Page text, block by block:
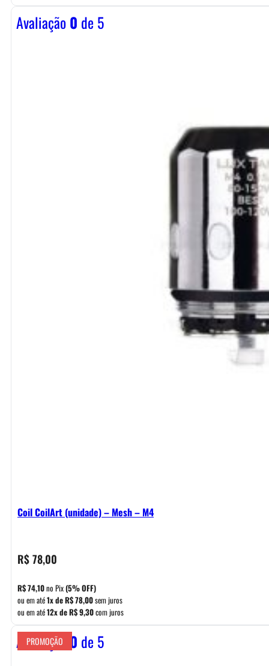
Avaliação0 de 5
Coil CoilArt (unidade) – Mesh – M4
R$78,00
R$74,10no Pix(5% OFF)
ou em até1x deR$78,00sem juros
ou em até12x deR$9,30com juros
Avaliação 0 de 5
PROMOÇÃO